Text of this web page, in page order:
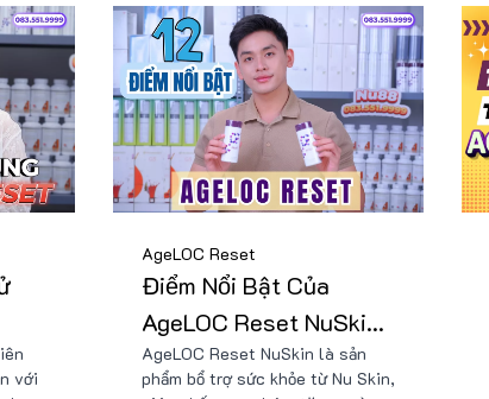
với
AgeLOC Reset
Điểm Nổi Bật Của
AgeLOC Reset NuSkin
và Ưu Đãi Tại Nu88
AgeLOC Reset NuSkin là sản
phẩm bổ trợ sức khỏe từ Nu Skin,